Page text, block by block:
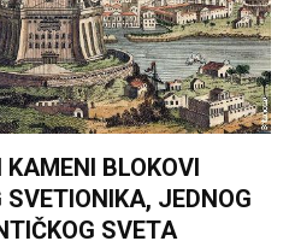
BLOKOVI
JEDNOG
SVETA